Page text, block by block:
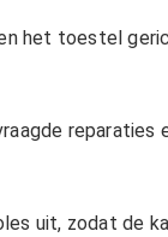
het toestel
reparaties
uit, zodat de